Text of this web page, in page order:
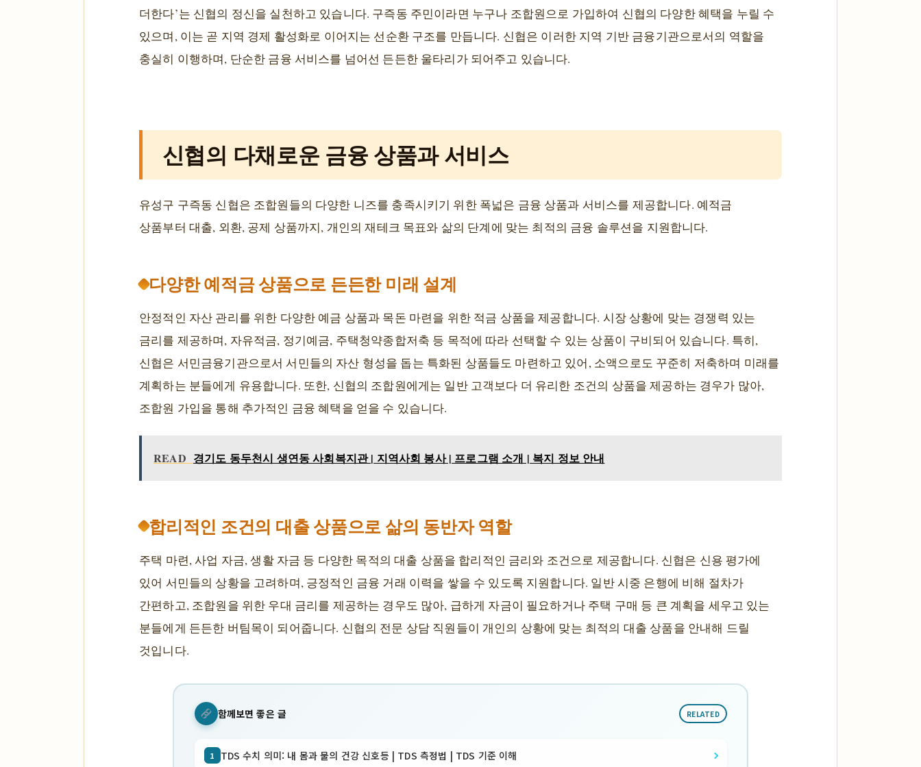
더한다’는 신협의 정신을 실천하고 있습니다. 구즉동 주민이라면 누구나 조합원으로 가입하여 신협의 다양한 혜택을 누릴 수
있으며, 이는 곧 지역 경제 활성화로 이어지는 선순환 구조를 만듭니다. 신협은 이러한 지역 기반 금융기관으로서의 역할을
충실히 이행하며, 단순한 금융 서비스를 넘어선 든든한 울타리가 되어주고 있습니다.
신협의 다채로운 금융 상품과 서비스
유성구 구즉동 신협은 조합원들의 다양한 니즈를 충족시키기 위한 폭넓은 금융 상품과 서비스를 제공합니다. 예적금
상품부터 대출, 외환, 공제 상품까지, 개인의 재테크 목표와 삶의 단계에 맞는 최적의 금융 솔루션을 지원합니다.
다양한 예적금 상품으로 든든한 미래 설계
안정적인 자산 관리를 위한 다양한 예금 상품과 목돈 마련을 위한 적금 상품을 제공합니다. 시장 상황에 맞는 경쟁력 있는
금리를 제공하며, 자유적금, 정기예금, 주택청약종합저축 등 목적에 따라 선택할 수 있는 상품이 구비되어 있습니다. 특히,
신협은 서민금융기관으로서 서민들의 자산 형성을 돕는 특화된 상품들도 마련하고 있어, 소액으로도 꾸준히 저축하며 미래를
계획하는 분들에게 유용합니다. 또한, 신협의 조합원에게는 일반 고객보다 더 유리한 조건의 상품을 제공하는 경우가 많아,
조합원 가입을 통해 추가적인 금융 혜택을 얻을 수 있습니다.
READ 경기도 동두천시 생연동 사회복지관 | 지역사회 봉사 | 프로그램 소개 | 복지 정보 안내
합리적인 조건의 대출 상품으로 삶의 동반자 역할
주택 마련, 사업 자금, 생활 자금 등 다양한 목적의 대출 상품을 합리적인 금리와 조건으로 제공합니다. 신협은 신용 평가에
있어 서민들의 상황을 고려하며, 긍정적인 금융 거래 이력을 쌓을 수 있도록 지원합니다. 일반 시중 은행에 비해 절차가
간편하고, 조합원을 위한 우대 금리를 제공하는 경우도 많아, 급하게 자금이 필요하거나 주택 구매 등 큰 계획을 세우고 있는
분들에게 든든한 버팀목이 되어줍니다. 신협의 전문 상담 직원들이 개인의 상황에 맞는 최적의 대출 상품을 안내해 드릴
것입니다.
함께보면 좋은 글 RELATED
1 TDS 수치 의미: 내 몸과 물의 건강 신호등 | TDS 측정법 | TDS 기준 이해